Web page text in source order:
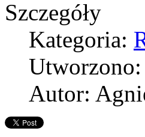
Szczegóły
Kategoria:
Autor: